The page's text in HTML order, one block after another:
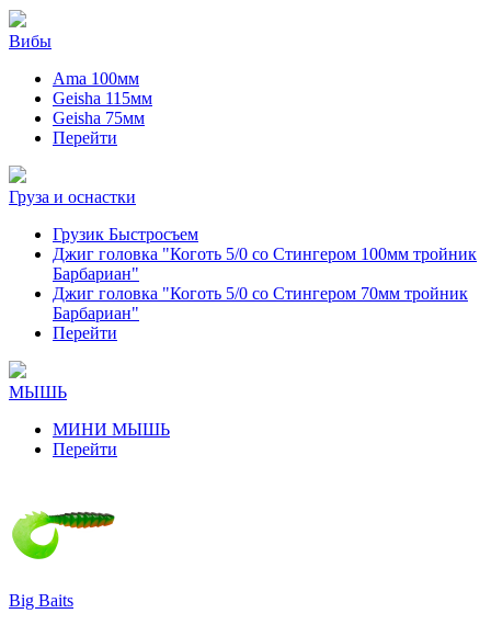
Вибы
Ama 100мм
Geisha 115мм
Geisha 75мм
Перейти
Груза и оснастки
Грузик Быстросъем
Джиг головка "Коготь 5/0 со Стингером 100мм тройник
Барбариан"
Джиг головка "Коготь 5/0 со Стингером 70мм тройник
Барбариан"
Перейти
МЫШЬ
МИНИ МЫШЬ
Перейти
Big Baits